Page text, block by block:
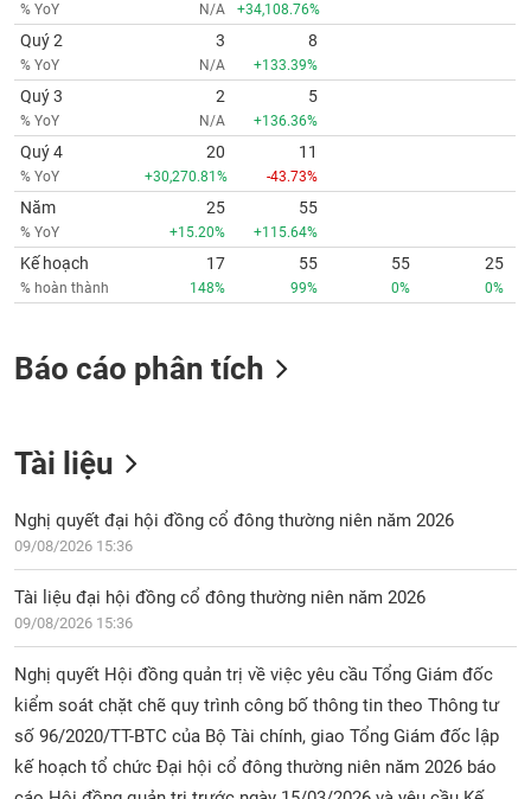
% YoY N/A +34,108.76%
Quý 2
% YoY
3
N/A
8
+133.39%
Quý 3
% YoY
2
N/A
5
+136.36%
Quý 4
% YoY
20
+30,270.81%
11
-43.73%
Năm
% YoY
25
+15.20%
55
+115.64%
Kế hoạch
% hoàn thành
17
148%
55
99%
55
0%
25
0%
Báo cáo phân tích
Tài liệu
Nghị quyết đại hội đồng cổ đông thường niên năm 2026
09/08/2026 15:36
Tài liệu đại hội đồng cổ đông thường niên năm 2026
09/08/2026 15:36
Nghị quyết Hội đồng quản trị về việc yêu cầu Tổng Giám đốc
kiểm soát chặt chẽ quy trình công bố thông tin theo Thông tư
số 96/2020/TT-BTC của Bộ Tài chính, giao Tổng Giám đốc lập
kế hoạch tổ chức Đại hội cổ đông thường niên năm 2026 báo